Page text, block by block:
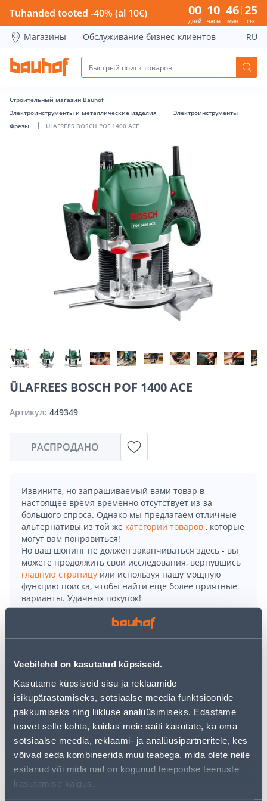
Veebilehel on kasutatud küpsiseid.
Kasutame küpsiseid sisu ja reklaamide
isikupärastamiseks, sotsiaalse meedia funktsioonide
pakkumiseks ning liikluse analüüsimiseks. Edastame
teavet selle kohta, kuidas meie saiti kasutate, ka oma
sotsiaalse meedia, reklaami- ja analüüsipartneritele, kes
võivad seda kombineerida muu teabega, mida olete neile
esitanud või mida nad on kogunud teiepoolse teenuste
kasutamise käigus.
ÜLAFREES BOSCH POF 1400 ACE - Bauhof has loaded
Tuhanded tooted -40% (al 10€) 00
ДНЕЙ
10
ЧАСЫ
46
МИН
25
СЕК
Магазины Обслуживание бизнес-клиентов RU
Строительный магазин Bauhof
Электроинструменты и металлические изделия
Электроинструменты
Фрезы
ÜLAFREES BOSCH POF 1400 ACE
ÜLAFREES BOSCH POF 1400 ACE
Артикул: 449349
РАСПРОДАНО
Извините, но запрашиваемый вами товар в
настоящее время временно отсутствует из-за
большого спроса. Однако мы предлагаем отличные
альтернативы из той же категории товаров , которые
могут вам понравиться!
Но ваш шопинг не должен заканчиваться здесь - вы
можете продолжить свои исследования, вернувшись
главную страницу или используя нашу мощную
функцию поиска, чтобы найти еще более приятные
варианты. Удачных покупок!
• Ülafrees kõrgetasemeliseks freesimiseks keerulistes
• Reguleeritav freesimissügavus muljetavaldava
täpsusega kuni 1/10 mm.
• Paralleeljuhik aitab freesida täpseid sirgeid sooni ja
rõngaid.
• Tänu SDS-süsteemile saab rakisejuhikud paigaldada
tööriistu kasutamata.
• 14-päevane tagastusõigus.
Доставка невозможна